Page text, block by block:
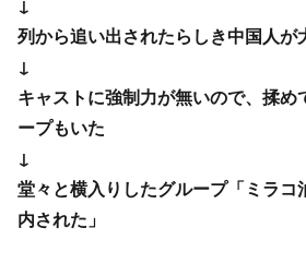
列から追い出されたらしき中国人が
↓
キャストに強制力が無いので、揉め
ープもいた
↓
堂々と横入りしたグループ「ミラコ
内された」